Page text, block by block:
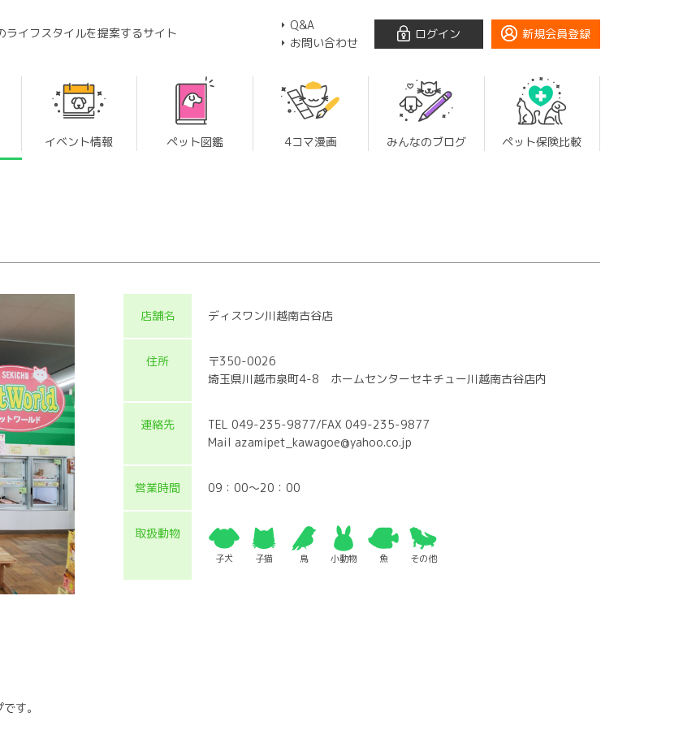
ライフスタイルを提案するサイト
Q&A
お問い合わせ
ログイン 新規会員登録
イベント情報 ペット図鑑 4コマ漫画 みんなのブログ ペット保険比較
店舗名 ディスワン川越南古谷店
住所
〒350-0026
埼玉県川越市泉町4-8 ホームセンターセキチュー川越南古谷店内
連絡先
TEL 049-235-9877/FAX 049-235-9877
Mail azamipet_kawagoe@yahoo.co.jp
営業時間 09：00～20：00
取扱動物
子犬 子猫 鳥 小動物 魚 その他
す。